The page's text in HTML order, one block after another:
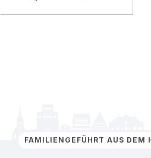
FAMILIENGEFÜHRT AUS DEM